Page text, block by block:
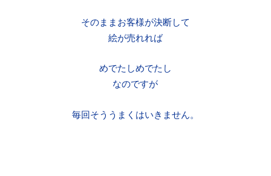
そのままお客様が決断して
絵が売れれば
めでたしめでたし
なのですが
毎回そううまくはいきません。